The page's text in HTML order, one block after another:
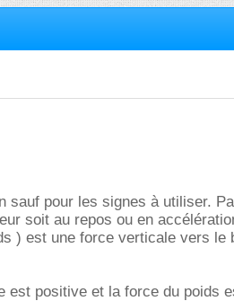
sauf pour les signes à utiliser.
soit au repos ou en
) est une force verticale vers le
est positive et la force du poids